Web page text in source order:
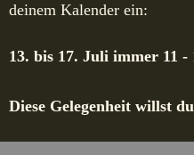
deinem Kalender ein:
13. bis 17. Juli immer 11 -
Diese Gelegenheit willst